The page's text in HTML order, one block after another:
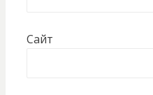
Сайт